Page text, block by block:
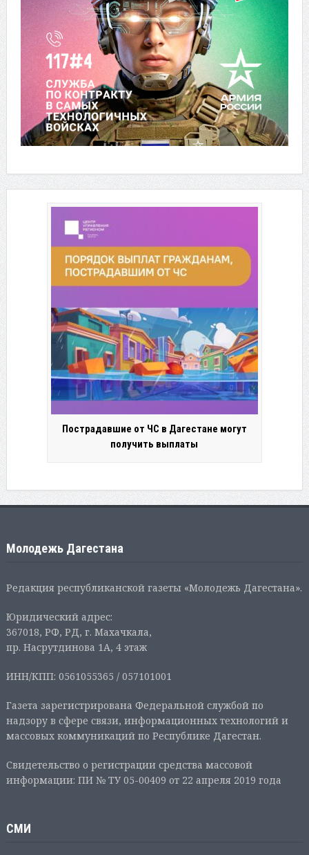
Пострадавшие от ЧС в Дагестане могут
получить выплаты
Молодежь Дагестана
Редакция республиканской газеты «Молодежь Дагестана».
Юридический адрес:
367018, РФ, РД, г. Махачкала,
пр. Насрутдинова 1А, 4 этаж
ИНН/КПП: 0561055365 / 057101001
Газета зарегистрирована Федеральной службой по
надзору в сфере связи, информационных технологий и
массовых коммуникаций по Республике Дагестан.
Свидетельство о регистрации средства массовой
информации: ПИ № ТУ 05-00409 от 22 апреля 2019 года
СМИ